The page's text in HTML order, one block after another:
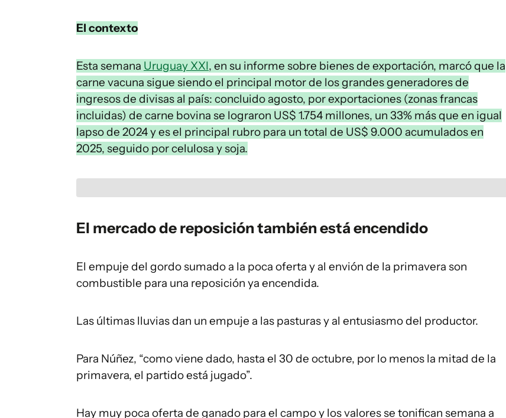
El contexto
Esta semana Uruguay XXI, en su informe sobre bienes de exportación, marcó que la
carne vacuna sigue siendo el principal motor de los grandes generadores de
ingresos de divisas al país: concluido agosto, por exportaciones (zonas francas
incluidas) de carne bovina se lograron US$ 1.754 millones, un 33% más que en igual
lapso de 2024 y es el principal rubro para un total de US$ 9.000 acumulados en
2025, seguido por celulosa y soja.
El mercado de reposición también está encendido
El empuje del gordo sumado a la poca oferta y al envión de la primavera son
combustible para una reposición ya encendida.
Las últimas lluvias dan un empuje a las pasturas y al entusiasmo del productor.
Para Núñez, “como viene dado, hasta el 30 de octubre, por lo menos la mitad de la
primavera, el partido está jugado”.
Hay muy poca oferta de ganado para el campo y los valores se tonifican semana a